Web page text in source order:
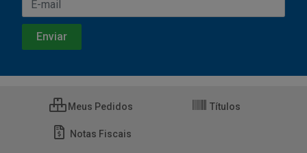
Meus Pedidos Títulos
Notas Fiscais